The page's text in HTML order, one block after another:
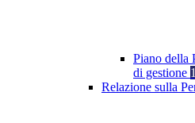
Piano della
di gestione 1
Relazione sulla